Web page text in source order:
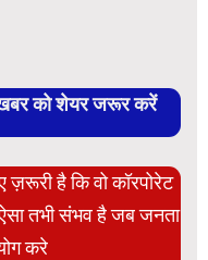
को शेयर जरूर करें
है कि वो कॉरपोरेट
तभी संभव है जब जनता
करे